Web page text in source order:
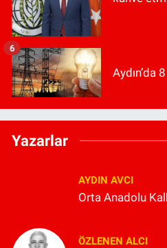
Aydın’da
6
Yazarlar
AYDIN AVCI
Orta Anadolu
ÖZLENEN ALCI